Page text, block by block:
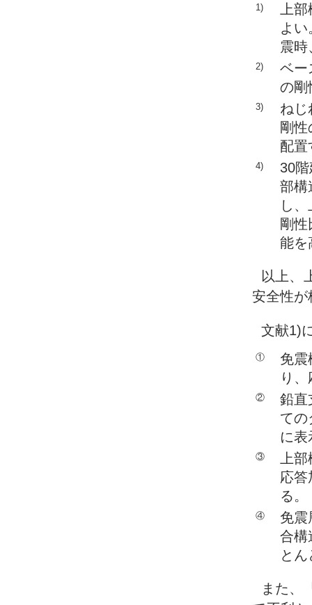
1)
上
よ
震
2)
ベー
の剛
3)
ねじ
剛性
配置
4)
30
部構
し
剛性
能を
以上、
安全性が
文献1)
①
免震
り
②
鉛直
ての
に表
③
上
応答
る。
④
免震
合構
と
また、